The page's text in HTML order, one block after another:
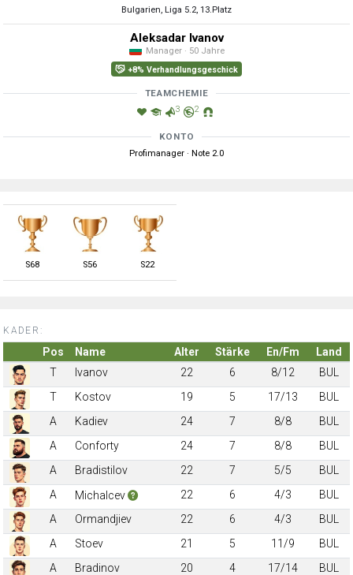
Bulgarien, Liga 5.2, 13.Platz
Aleksadar Ivanov
Manager · 50 Jahre
+8% Verhandlungsgeschick
TEAMCHEMIE
3 2
KONTO
Profimanager · Note 2.0
S68 S56 S22
KADER:
Pos Name Alter Stärke En/Fm
Land
T
Ivanov 22 6 8/12
BUL
T
Kostov 19 5 17/13
BUL
A
Kadiev 24 7 8/8
BUL
A
Conforty 24 7 8/8
BUL
A
Bradistilov 22 7 5/5
BUL
A
Michalcev 22 6 4/3
BUL
A
Ormandjiev 22 6 4/3
BUL
A
Stoev 21 5 11/9
BUL
A
Bradinov 20 4 17/14
BUL